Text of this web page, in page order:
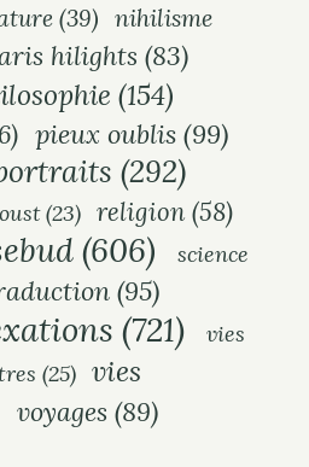
(39) nihilisme
hilights (83)
(154)
pieux oublis (99)
(292)
(23) religion (58)
(606)
science
(95)
(721)
vies
(25) vies
voyages (89)